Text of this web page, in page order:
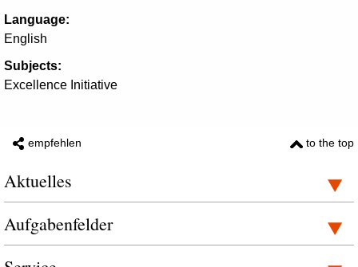
Language:
English
Subjects:
Excellence Initiative
empfehlen to the top
Aktuelles
Aufgabenfelder